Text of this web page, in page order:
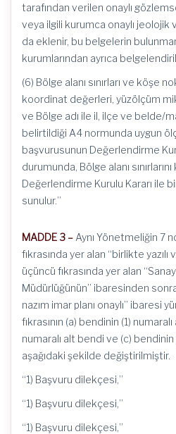
tarafından verilen onaylı
veya ilgili kurumca onaylı
da eklenir, bu belgelerin
kurumlarından ayrıca
(6) Bölge alanı sınırları ve köşe
koordinat değerleri, yüzölçüm
ve Bölge adı ile il, ilçe ve belde/
belirtildiği A4 normunda uygun
başvurusunun Değerlendirme
durumunda, Bölge alanı
Değerlendirme Kurulu Kararı ile
sunulur.”
MADDE 3 – Aynı Yönetmeliğin 7
fıkrasında yer alan “birlikte
üçüncü fıkrasında yer alan
Müdürlüğünün” ibaresinden
nazım imar planı onaylı” ibaresi
fıkrasının (a) bendinin (1)
numaralı alt bendi ve (c) bendinin
aşağıdaki şekilde değiştirilmiştir.
“1) Başvuru dilekçesi,”
“1) Başvuru dilekçesi,”
“1) Başvuru dilekçesi,”